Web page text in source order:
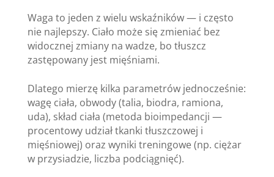
Waga to jeden z wielu wskaźników — i często
nie najlepszy. Ciało może się zmieniać bez
widocznej zmiany na wadze, bo tłuszcz
zastępowany jest mięśniami.
Dlatego mierzę kilka parametrów jednocześnie:
wagę ciała, obwody (talia, biodra, ramiona,
uda), skład ciała (metoda bioimpedancji —
procentowy udział tkanki tłuszczowej i
mięśniowej) oraz wyniki treningowe (np. ciężar
w przysiadzie, liczba podciągnięć).